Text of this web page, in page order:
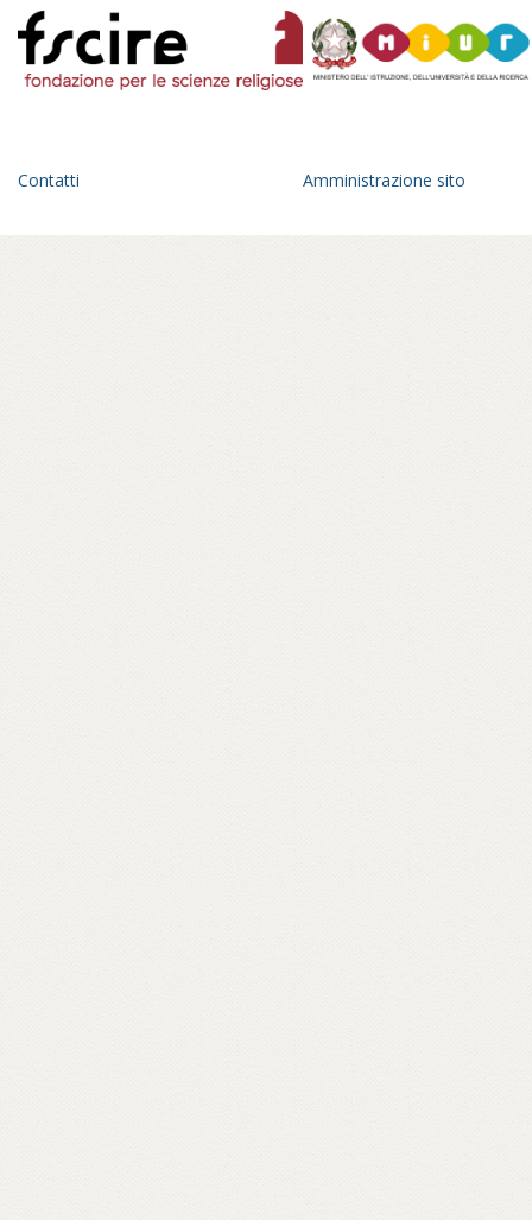
Contatti Amministrazione sito